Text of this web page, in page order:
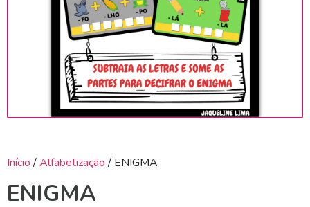
Início /Alfabetização / ENIGMA
ENIGMA